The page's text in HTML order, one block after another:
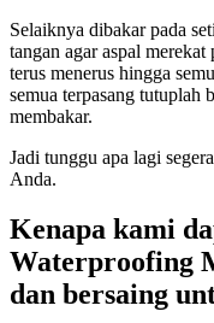
Selaiknya dibakar pada
tangan agar aspal
terus menerus hingga
semua terpasang tutuplah
membakar.
Jadi tunggu apa lagi
Anda.
Kenapa kami
Waterproofing
dan bersaing